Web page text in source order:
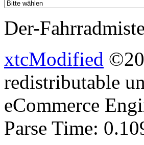
Der-
xtcModified
redistributable
eCommerce
Parse Time: